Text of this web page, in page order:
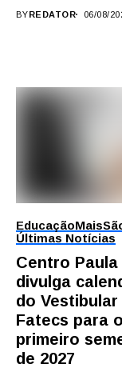
BYREDATOR 06/08/
EducaçãoMais
Últimas Notícias
Centro Paula
divulga
do Vestibular
Fatecs para o
primeiro
de 2027